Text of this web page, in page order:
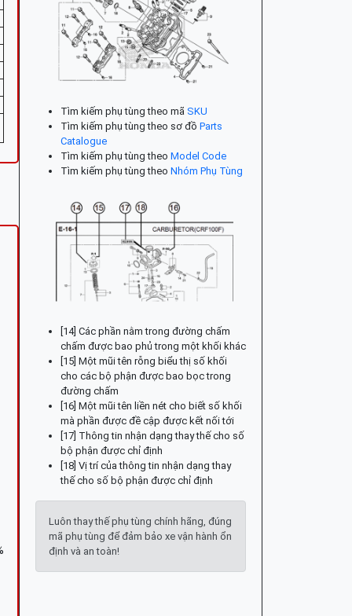
Tìm kiếm phụ tùng theo mã SKU
Tìm kiếm phụ tùng theo sơ đồ Parts
Catalogue
Tìm kiếm phụ tùng theo Model Code
Tìm kiếm phụ tùng theo Nhóm Phụ Tùng
[14] Các phần nằm trong đường chấm
chấm được bao phủ trong một khối khác
[15] Một mũi tên rỗng biểu thị số khối
cho các bộ phận được bao bọc trong
đường chấm
[16] Một mũi tên liền nét cho biết số khối
mà phần được đề cập được kết nối tới
[17] Thông tin nhận dạng thay thế cho số
bộ phận được chỉ định
[18] Vị trí của thông tin nhận dạng thay
thế cho số bộ phận được chỉ định
Luôn thay thế phụ tùng chính hãng, đúng
mã phụ tùng để đảm bảo xe vận hành ổn
định và an toàn!